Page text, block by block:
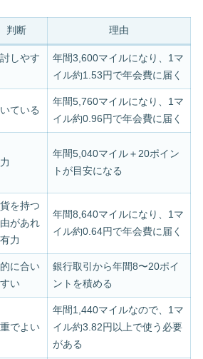
判断 理由
しやす
年間3,600マイルになり、1マ
イル約1.53円で年会費に届く
ている
年間5,760マイルになり、1マ
イル約0.96円で年会費に届く
年間5,040マイル＋20ポイン
トが目安になる
を持つ
があれ
力
年間8,640マイルになり、1マ
イル約0.64円で年会費に届く
的に合い
い
銀行取引から年間8〜20ポイ
ントを積める
でよい
年間1,440マイルなので、1マ
イル約3.82円以上で使う必要
がある